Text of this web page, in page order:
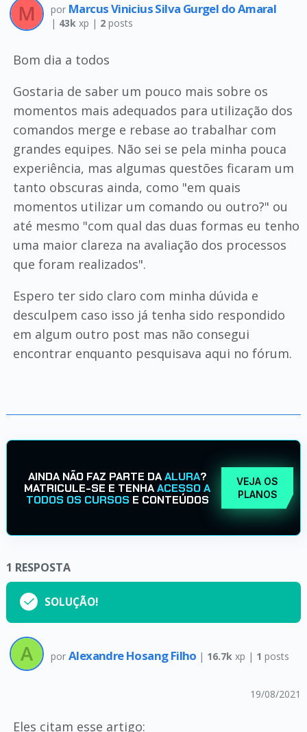
por Marcus Vinicius Silva Gurgel do Amaral
| 43kxp | 2posts
Bom dia a todos
Gostaria de saber um pouco mais sobre os
momentos mais adequados para utilização dos
comandos merge e rebase ao trabalhar com
grandes equipes. Não sei se pela minha pouca
experiência, mas algumas questões ficaram um
tanto obscuras ainda, como "em quais
momentos utilizar um comando ou outro?" ou
até mesmo "com qual das duas formas eu tenho
uma maior clareza na avaliação dos processos
que foram realizados".
Espero ter sido claro com minha dúvida e
desculpem caso isso já tenha sido respondido
em algum outro post mas não consegui
encontrar enquanto pesquisava aqui no fórum.
AINDA NÃO FAZ PARTE DAALURA?
MATRICULE-SE E TENHAACESSO A
TODOS OS CURSOS E CONTEÚDOS
VEJA OS
PLANOS
1 RESPOSTA
SOLUÇÃO!
por Alexandre Hosang Filho | 16.7k xp | 1 posts
19/08/2021
Eles citam esse artigo: